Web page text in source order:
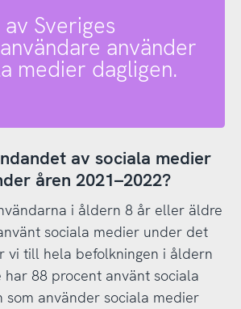
av Sveriges
använder
medier dagligen.
av sociala medier
åren 2021–2022?
i åldern 8 år eller äldre
sociala medier under det
vi till hela befolkningen i åldern
88 procent använt sociala
som använder sociala medier